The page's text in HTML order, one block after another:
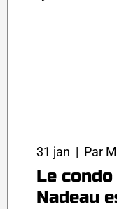
31 jan | Par
Le
Nadeau